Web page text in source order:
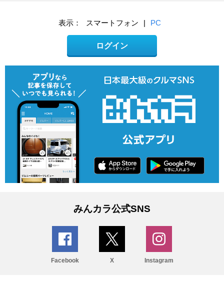
表示： スマートフォン | PC
ログイン
みんカラ公式SNS
Facebook X Instagram